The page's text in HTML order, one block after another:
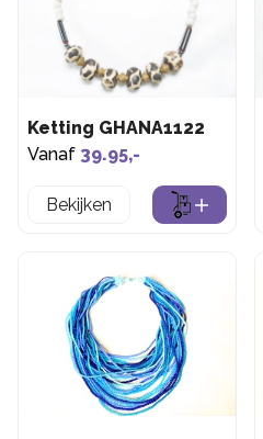
Ketting GHANA1122
Vanaf 39.95,-
Bekijken